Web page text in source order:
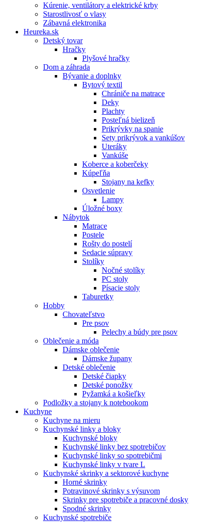
Kúrenie, ventilátory a elektrické krby
Starostlivosť o vlasy
Zábavná elektronika
Heureka.sk
Detský tovar
Hračky
Plyšové hračky
Dom a záhrada
Bývanie a doplnky
Bytový textil
Chrániče na matrace
Deky
Plachty
Posteľná bielizeň
Prikrývky na spanie
Sety prikrývok a vankúšov
Uteráky
Vankúše
Koberce a koberčeky
Kúpeľňa
Stojany na kefky
Osvetlenie
Lampy
Úložné boxy
Nábytok
Matrace
Postele
Rošty do postelí
Sedacie súpravy
Stolíky
Nočné stolíky
PC stoly
Písacie stoly
Taburetky
Hobby
Chovateľstvo
Pre psov
Pelechy a búdy pre psov
Oblečenie a móda
Dámske oblečenie
Dámske župany
Detské oblečenie
Detské čiapky
Detské ponožky
Pyžamká a košieľky
Podložky a stojany k notebookom
Kuchyne
Kuchyne na mieru
Kuchynské linky a bloky
Kuchynské bloky
Kuchynské linky bez spotrebičov
Kuchynské linky so spotrebičmi
Kuchynské linky v tvare L
Kuchynské skrinky a sektorové kuchyne
Horné skrinky
Potravinové skrinky s výsuvom
Skrinky pre spotrebiče a pracovné dosky
Spodné skrinky
Kuchynské spotrebiče